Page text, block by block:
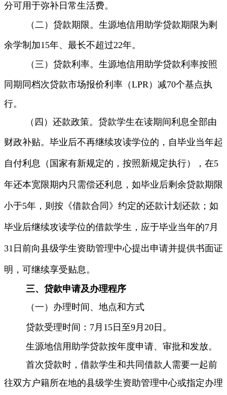
分可用于弥补日常生活费。
（二）贷款期限。 生源地信用助学贷款期限为剩
余学制加15年、最长不超过22年。
（三）贷款利率。生源地信用助学贷款利率按照
同期同档次贷款市场报价利率（LPR）减70个基点执
行。
（四）还款政策。贷款学生在读期间利息全部由
财政补贴。 毕业后不再继续攻读学位的，自毕业当年起
自付利息（国家有新规定的，按照新规定执行），在5
年还本宽限期内只需偿还利息，如毕业后剩余贷款期限
小于5年，则按《借款合同》约定的还款计划还款 ；如
毕业后继续攻读学位的借款学生，应于毕业当年的7月
31 日前向县级学生资助管理中心提出申请并提供书面证
明，可继续享受贴息。
三、贷款申请及办理程序
（一）办理时间、地点和方式
贷款受理时间：7月 15 日至9月 20 日。
生源地信用助学贷款按年度申请、审批和发放。
首次贷款时，借款学生和共同借款人需要一起前
往双方户籍所在地的县级学生资助管理中心或指定办理